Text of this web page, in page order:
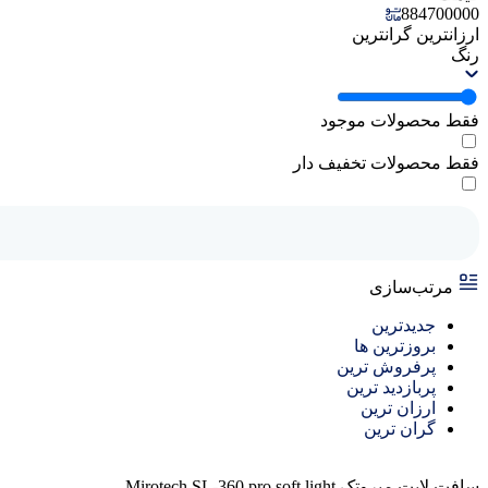
884700000
ارزانترین گرانترین
رنگ
فقط محصولات موجود
فقط محصولات تخفیف دار
مرتب‌سازی
جدیدترین
بروزترین ها
پرفروش ترین
پربازدید ترین
ارزان ترین
گران ترین